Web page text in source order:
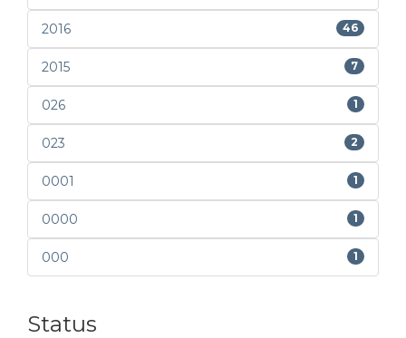
2016 46
2015 7
026 1
023 2
0001 1
0000 1
000 1
Status